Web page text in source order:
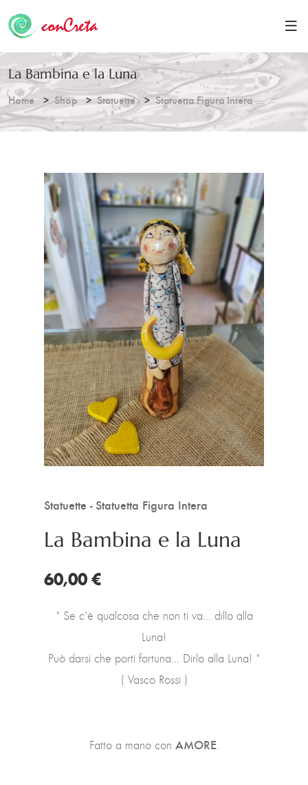
La Bambina e la Luna
Home Shop Statuette Statuetta Figura Intera
Statuette - Statuetta Figura Intera
La Bambina e la Luna
60,00 €
" Se c'è qualcosa che non ti va... dillo alla
Luna!
Può darsi che porti fortuna... Dirlo alla Luna! "
( Vasco Rossi )
Fatto a mano con AMORE.